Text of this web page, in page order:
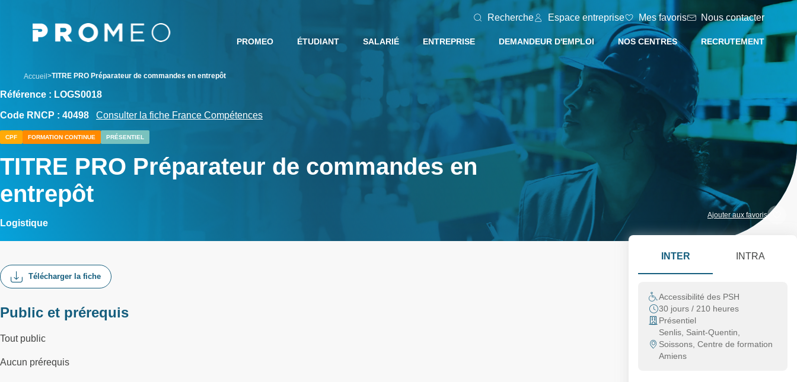
Recherche Espace entreprise Mes favoris Nous contacter
PROMEO ÉTUDIANT SALARIÉ ENTREPRISE DEMANDEUR D'EMPLOI NOS CENTRES RECRUTEMENT
Accueil TITRE PRO Préparateur de commandes en entrepôt
Référence : LOGS0018
Code RNCP : 40498 Consulter la fiche France Compétences
CPF FORMATION CONTINUE PRÉSENTIEL
TITRE PRO Préparateur de commandes en
entrepôt
Logistique
Ajouter aux favoris
Télécharger la fiche
Public et prérequis
Tout public
Aucun prérequis
INTER INTRA
Accessibilité des PSH
30 jours / 210 heures
Présentiel
Senlis, Saint-Quentin,
Soissons, Centre de formation
Amiens